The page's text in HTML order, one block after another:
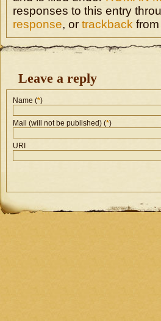
responses to this entry
response, or trackback
Leave a reply
Name (*)
Mail (will not be published) (*)
URI